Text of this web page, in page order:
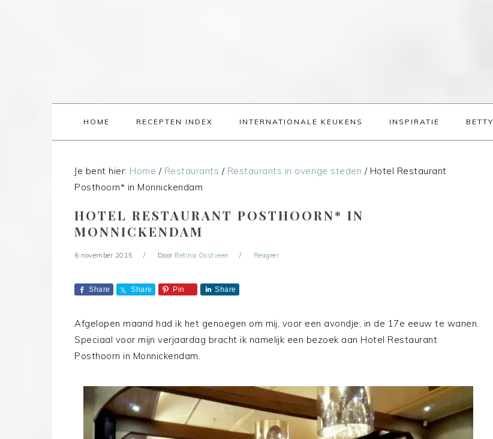
HOME RECEPTEN INDEX INTERNATIONALE KEUKENS INSPIRATIE BETTY
Je bent hier: Home / Restaurants / Restaurants in overige steden /Hotel Restaurant
Posthoorn* in Monnickendam
HOTEL RESTAURANT POSTHOORN* IN
MONNICKENDAM
6 november 2015 Door Betina Oostveen Reageer
Share Share Pin Share
Afgelopen maand had ik het genoegen om mij, voor een avondje, in de 17e eeuw te wanen.
Speciaal voor mijn verjaardag bracht ik namelijk een bezoek aan Hotel Restaurant
Posthoorn in Monnickendam.